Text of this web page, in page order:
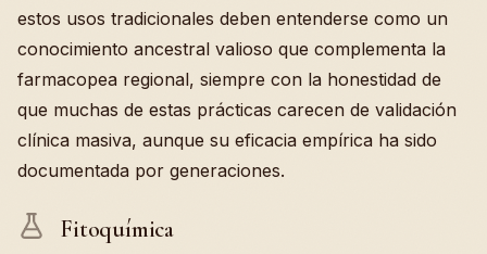
estos usos tradicionales deben entenderse como un
conocimiento ancestral valioso que complementa la
farmacopea regional, siempre con la honestidad de
que muchas de estas prácticas carecen de validación
clínica masiva, aunque su eficacia empírica ha sido
documentada por generaciones.
Fitoquímica